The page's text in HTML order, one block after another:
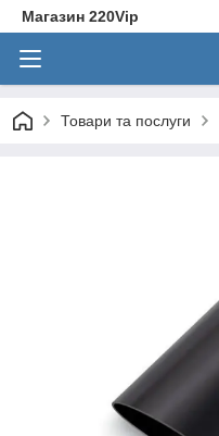
Магазин 220Vip
Товари та послуги